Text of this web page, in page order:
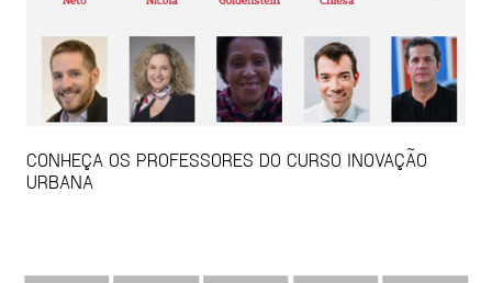
CONHEÇA OS PROFESSORES DO CURSO INOVAÇÃO
URBANA